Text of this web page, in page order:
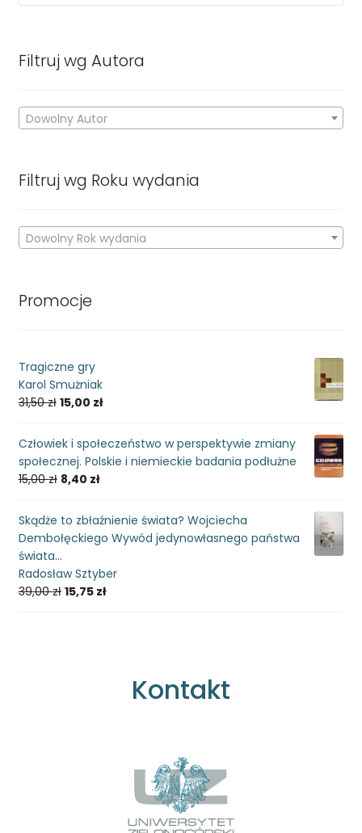
Filtruj wg Autora
Dowolny Autor
Filtruj wg Roku wydania
Dowolny Rok wydania
Promocje
Tragiczne gry
Karol Smużniak
31,50zł 15,00 zł
Człowiek i społeczeństwo w perspektywie zmiany
społecznej. Polskie i niemieckie badania podłużne
15,00zł 8,40 zł
Skądże to zbłaźnienie świata? Wojciecha
Dembołęckiego Wywód jedynowłasnego państwa
świata...
Radosław Sztyber
39,00zł 15,75 zł
Kontakt